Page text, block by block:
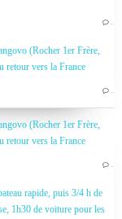
…
(Rocher 1er Frère,
retour vers la France
…
(Rocher 1er Frère,
retour vers la France
…
rapide, puis 3/4 h de
1h30 de voiture pour les